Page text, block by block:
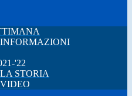
INFORMAZIONI
'22
LA STORIA
VIDEO